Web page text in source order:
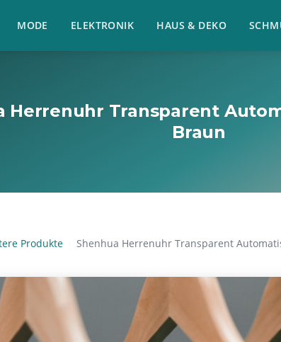
MODE ELEKTRONIK HAUS & DEKO
Herrenuhr Transparent
Braun
Produkte Shenhua Herrenuhr Transparent